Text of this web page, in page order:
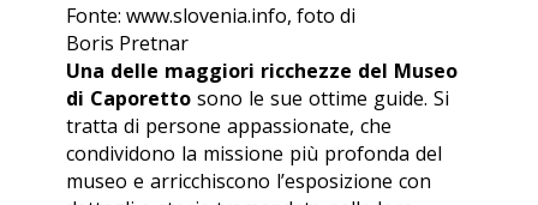
Fonte: www.slovenia.info, foto di
Boris Pretnar
Una delle maggiori ricchezze del Museo
di Caporetto sono le sue ottime guide. Si
tratta di persone appassionate, che
condividono la missione più profonda del
museo e arricchiscono l’esposizione con